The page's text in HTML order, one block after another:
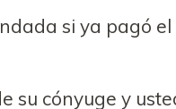
si ya pagó
su cónyuge y